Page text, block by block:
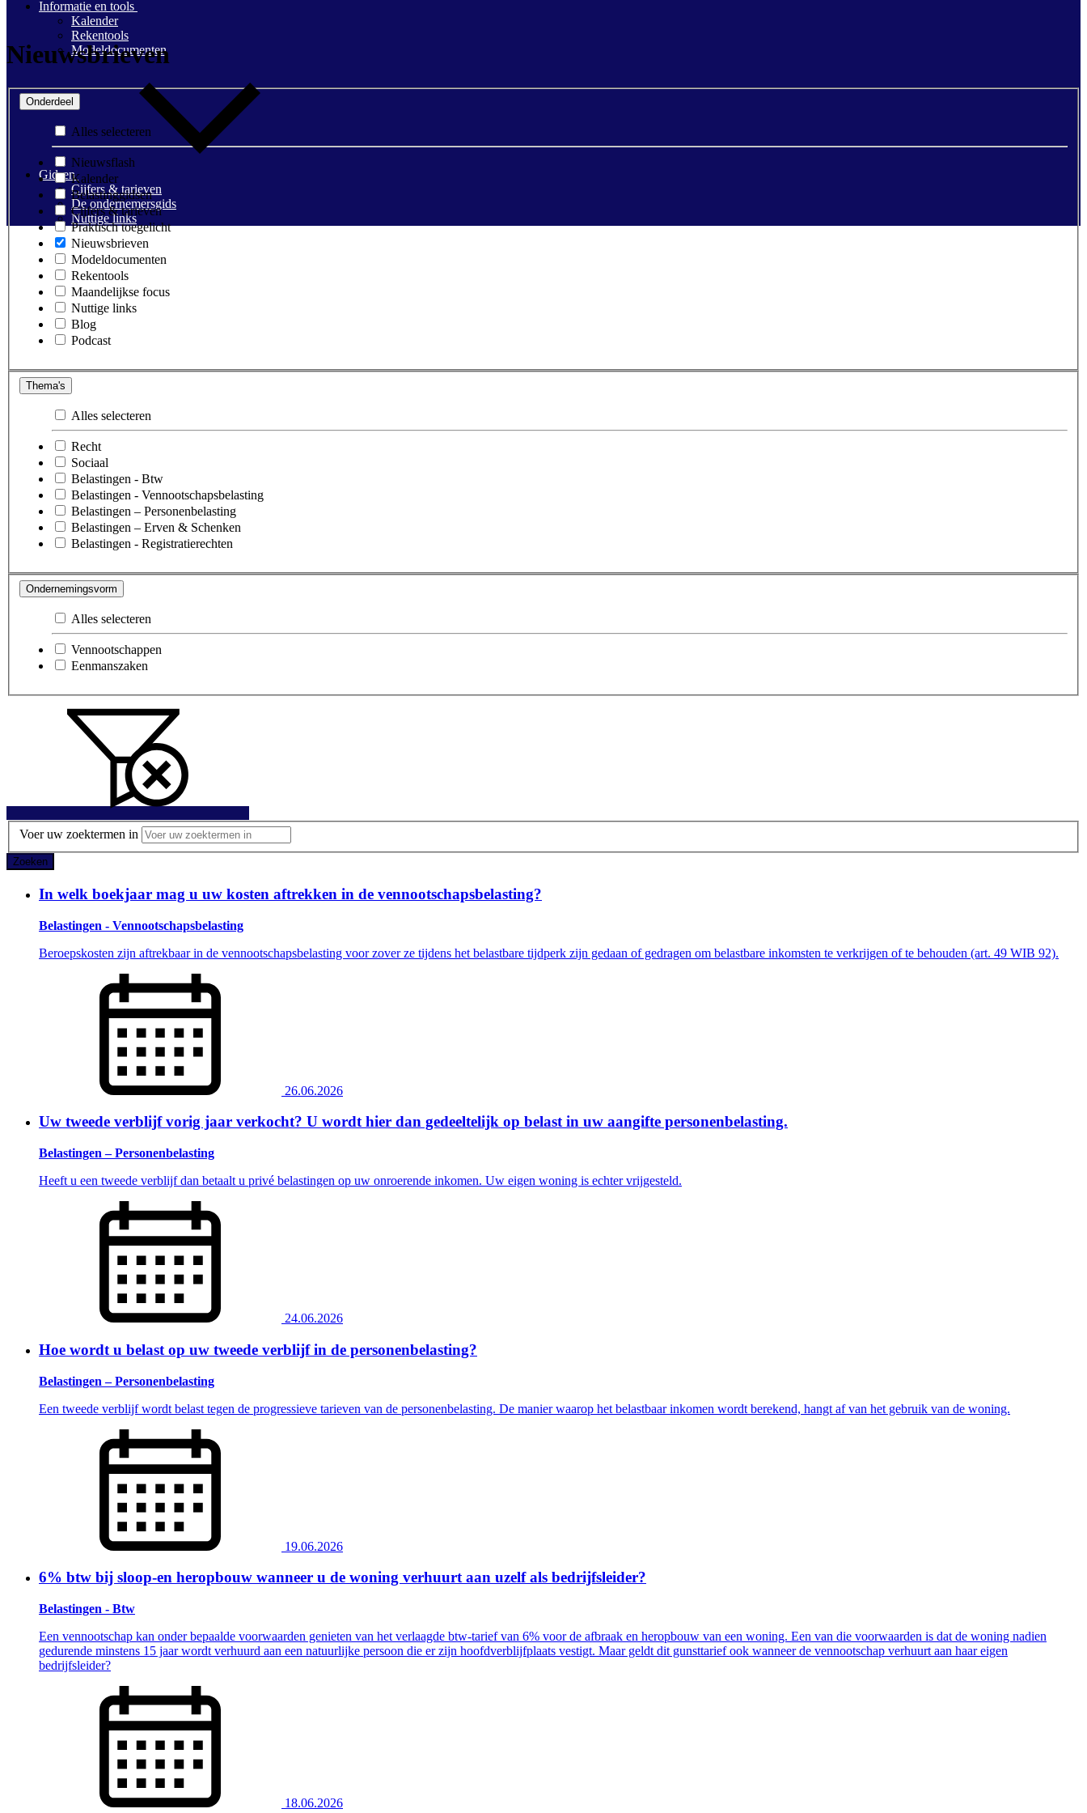
Informatie en tools
Kalender
Rekentools
Modeldocumenten
Gidsen
Cijfers & tarieven
De ondernemersgids
Nuttige links
Nieuwsbrieven
Onderdeel
Alles selecteren
Nieuwsflash
Kalender
Belastinggidsen
Cijfers & tarieven
Praktisch toegelicht
Nieuwsbrieven
Modeldocumenten
Rekentools
Maandelijkse focus
Nuttige links
Blog
Podcast
Thema's
Alles selecteren
Recht
Sociaal
Belastingen - Btw
Belastingen - Vennootschapsbelasting
Belastingen – Personenbelasting
Belastingen – Erven & Schenken
Belastingen - Registratierechten
Ondernemingsvorm
Alles selecteren
Vennootschappen
Eenmanszaken
Voer uw zoektermen in
Zoeken
In welk boekjaar mag u uw kosten aftrekken in de vennootschapsbelasting?
Belastingen - Vennootschapsbelasting
Beroepskosten zijn aftrekbaar in de vennootschapsbelasting voor zover ze tijdens het belastbare tijdperk zijn gedaan of gedragen om belastbare inkomsten te verkrijgen of te behouden (art. 49 WIB 92).
26.06.2026
Uw tweede verblijf vorig jaar verkocht? U wordt hier dan gedeeltelijk op belast in uw aangifte personenbelasting.
Belastingen – Personenbelasting
Heeft u een tweede verblijf dan betaalt u privé belastingen op uw onroerende inkomen. Uw eigen woning is echter vrijgesteld.
24.06.2026
Hoe wordt u belast op uw tweede verblijf in de personenbelasting?
Belastingen – Personenbelasting
Een tweede verblijf wordt belast tegen de progressieve tarieven van de personenbelasting. De manier waarop het belastbaar inkomen wordt berekend, hangt af van het gebruik van de woning.
19.06.2026
6% btw bij sloop-en heropbouw wanneer u de woning verhuurt aan uzelf als bedrijfsleider?
Belastingen - Btw
Een vennootschap kan onder bepaalde voorwaarden genieten van het verlaagde btw-tarief van 6% voor de afbraak en heropbouw van een woning. Een van die voorwaarden is dat de woning nadien
gedurende minstens 15 jaar wordt verhuurd aan een natuurlijke persoon die er zijn hoofdverblijfplaats vestigt. Maar geldt dit gunsttarief ook wanneer de vennootschap verhuurt aan haar eigen
bedrijfsleider?
18.06.2026